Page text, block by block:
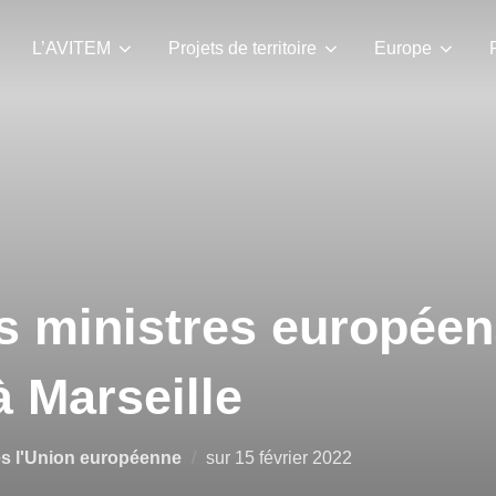
L’AVITEM Projets de territoire Europe
ministres
Marseille
l'Union européenne sur Publié
15 février 2022